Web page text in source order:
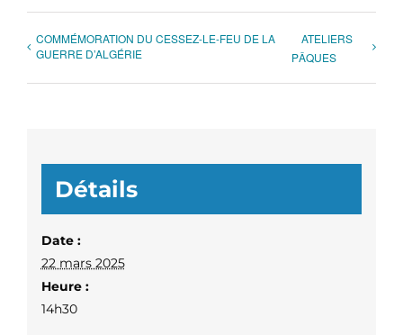
COMMÉMORATION DU CESSEZ-LE-FEU DE LA
GUERRE D’ALGÉRIE
ATELIERS
PÂQUES
Détails
Date :
22 mars 2025
Heure :
14h30